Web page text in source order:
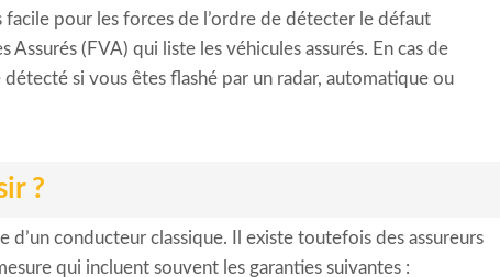
pour les forces de l’ordre de détecter le défaut
(FVA) qui liste les véhicules assurés. En cas de
si vous êtes flashé par un radar, automatique ou
?
d’un conducteur classique. Il existe toutefois des assureurs
qui incluent souvent les garanties suivantes :